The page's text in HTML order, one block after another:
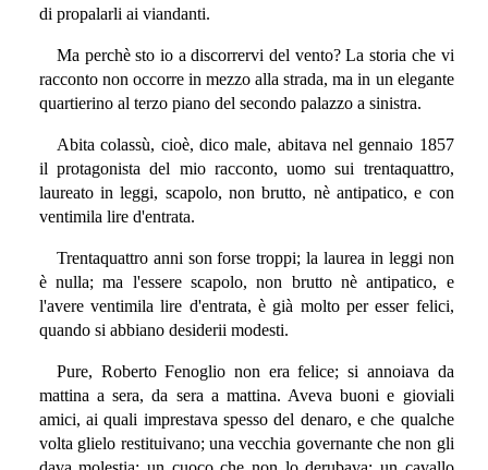
di propalarli ai viandanti.
Ma perchè sto io a discorrervi del vento? La storia che vi
racconto non occorre in mezzo alla strada, ma in un elegante
quartierino al terzo piano del secondo palazzo a sinistra.
Abita colassù, cioè, dico male, abitava nel gennaio 1857
il protagonista del mio racconto, uomo sui trentaquattro,
laureato in leggi, scapolo, non brutto, nè antipatico, e con
ventimila lire d'entrata.
Trentaquattro anni son forse troppi; la laurea in leggi non
è nulla; ma l'essere scapolo, non brutto nè antipatico, e
l'avere ventimila lire d'entrata, è già molto per esser felici,
quando si abbiano desiderii modesti.
Pure, Roberto Fenoglio non era felice; si annoiava da
mattina a sera, da sera a mattina. Aveva buoni e gioviali
amici, ai quali imprestava spesso del denaro, e che qualche
volta glielo restituivano; una vecchia governante che non gli